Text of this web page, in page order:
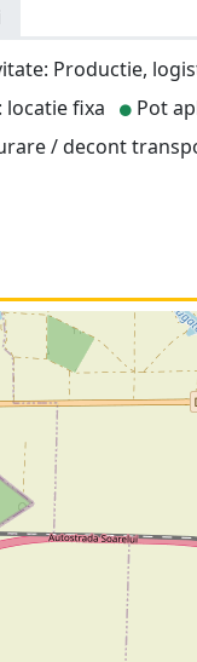
Productie,
fixa
Pot
/ decont